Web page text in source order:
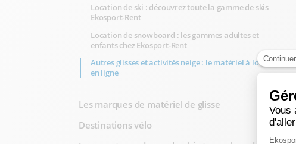
Location de ski : découvrez toute la gamme de skis
Ekosport-Rent
Location de snowboard : les gammes adultes et
enfants chez Ekosport-Rent
Autres glisses et activités neige : le matériel à louer
en ligne
Les marques de matériel de glisse
Destinations vélo